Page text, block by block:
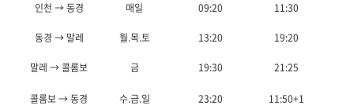
인천 → 동경 매일 09:20 11:30
동경 → 말레 월.목.토 13:20 19:20
말레 → 콜롬보 금 19:30 21:25
콜롬보 → 동경 수.금.일 23:20 11:50+1